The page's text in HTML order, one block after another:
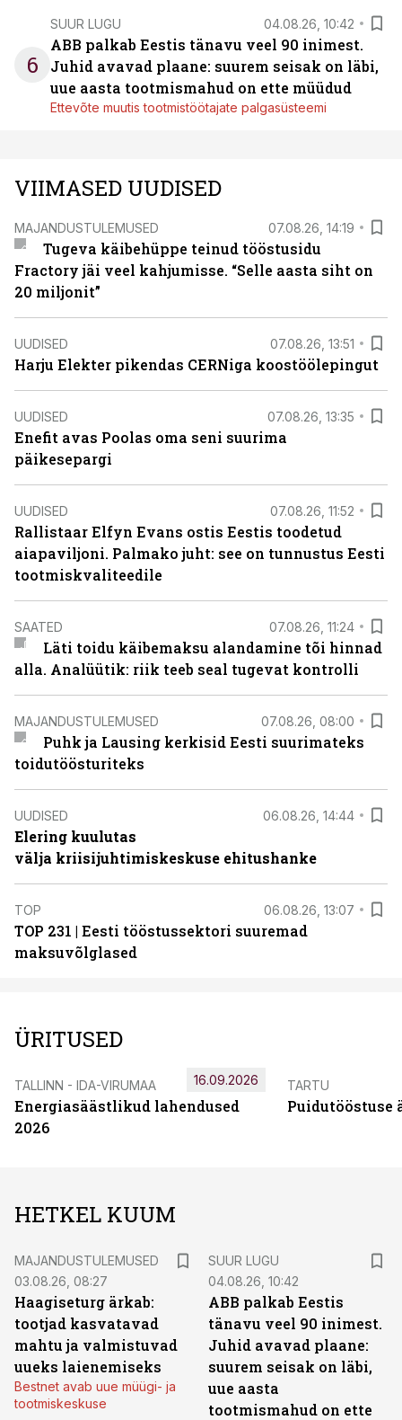
6
SUUR LUGU 04.08.26, 10:42
ABB palkab Eestis tänavu veel 90 inimest.
Juhid avavad plaane: suurem seisak on läbi,
uue aasta tootmismahud on ette müüdud
Ettevõte muutis tootmistöötajate palgasüsteemi
VIIMASED UUDISED
MAJANDUSTULEMUSED 07.08.26, 14:19
Tugeva käibehüppe teinud tööstusidu
Fractory jäi veel kahjumisse. “Selle aasta siht on
20 miljonit”
UUDISED 07.08.26, 13:51
Harju Elekter pikendas CERNiga koostöölepingut
UUDISED 07.08.26, 13:35
Enefit avas Poolas oma seni suurima
päikesepargi
UUDISED 07.08.26, 11:52
Rallistaar Elfyn Evans ostis Eestis toodetud
aiapaviljoni. Palmako juht: see on tunnustus Eesti
tootmiskvaliteedile
SAATED 07.08.26, 11:24
Läti toidu käibemaksu alandamine tõi hinnad
alla. Analüütik: riik teeb seal tugevat kontrolli
MAJANDUSTULEMUSED 07.08.26, 08:00
Puhk ja Lausing kerkisid Eesti suurimateks
toidutöösturiteks
UUDISED 06.08.26, 14:44
Elering kuulutas
välja kriisijuhtimiskeskuse ehitushanke
TOP 06.08.26, 13:07
TOP 231 | Eesti tööstussektori suuremad
maksuvõlglased
ÜRITUSED
TALLINN - IDA-VIRUMAA
Energiasäästlikud lahendused
2026
16.09.2026 TARTU
Puidutööstuse
HETKEL KUUM
MAJANDUSTULEMUSED
03.08.26, 08:27
Haagiseturg ärkab:
tootjad kasvatavad
mahtu ja valmistuvad
uueks laienemiseks
Bestnet avab uue müügi- ja
tootmiskeskuse
SUUR LUGU
04.08.26, 10:42
ABB palkab Eestis
tänavu veel 90 inimest.
Juhid avavad plaane:
suurem seisak on läbi,
uue aasta
tootmismahud on ette